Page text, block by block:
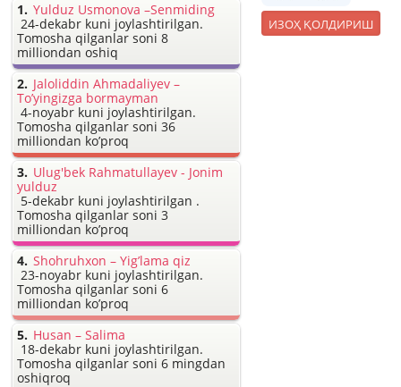
Yulduz Usmonova –Senmiding
24-dekabr kuni joylashtirilgan.
Tomosha qilganlar soni 8
milliondan oshiq
Jaloliddin Ahmadaliyev –
To’yingizga bormayman
4-noyabr kuni joylashtirilgan.
Tomosha qilganlar soni 36
milliondan ko’proq
Ulug'bek Rahmatullayev - Jonim
yulduz
5-dekabr kuni joylashtirilgan .
Tomosha qilganlar soni 3
milliondan ko’proq
Shohruhxon – Yig’lama qiz
23-noyabr kuni joylashtirilgan.
Tomosha qilganlar soni 6
milliondan ko’proq
Husan – Salima
18-dekabr kuni joylashtirilgan.
Tomosha qilganlar soni 6 mingdan
oshiqroq